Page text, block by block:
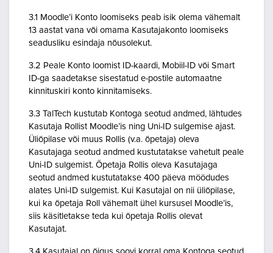
3.1 Moodle’i Konto loomiseks peab isik olema vähemalt
13 aastat vana või omama Kasutajakonto loomiseks
seadusliku esindaja nõusolekut.
3.2 Peale Konto loomist ID-kaardi, Mobiil-ID või Smart
ID-ga saadetakse sisestatud e-postile automaatne
kinnituskiri konto kinnitamiseks.
3.3 TalTech kustutab Kontoga seotud andmed, lähtudes
Kasutaja Rollist Moodle’is ning Uni-ID sulgemise ajast.
Üliõpilase või muus Rollis (v.a. õpetaja) oleva
Kasutajaga seotud andmed kustutatakse vahetult peale
Uni-ID sulgemist. Õpetaja Rollis oleva Kasutajaga
seotud andmed kustutatakse 400 päeva möödudes
alates Uni-ID sulgemist. Kui Kasutajal on nii üliõpilase,
kui ka õpetaja Roll vähemalt ühel kursusel Moodle’is,
siis käsitletakse teda kui õpetaja Rollis olevat
Kasutajat.